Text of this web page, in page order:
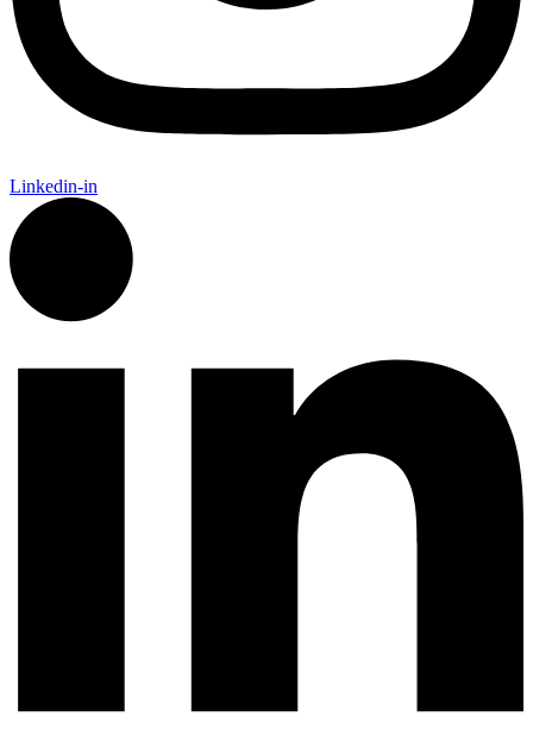
Linkedin-in